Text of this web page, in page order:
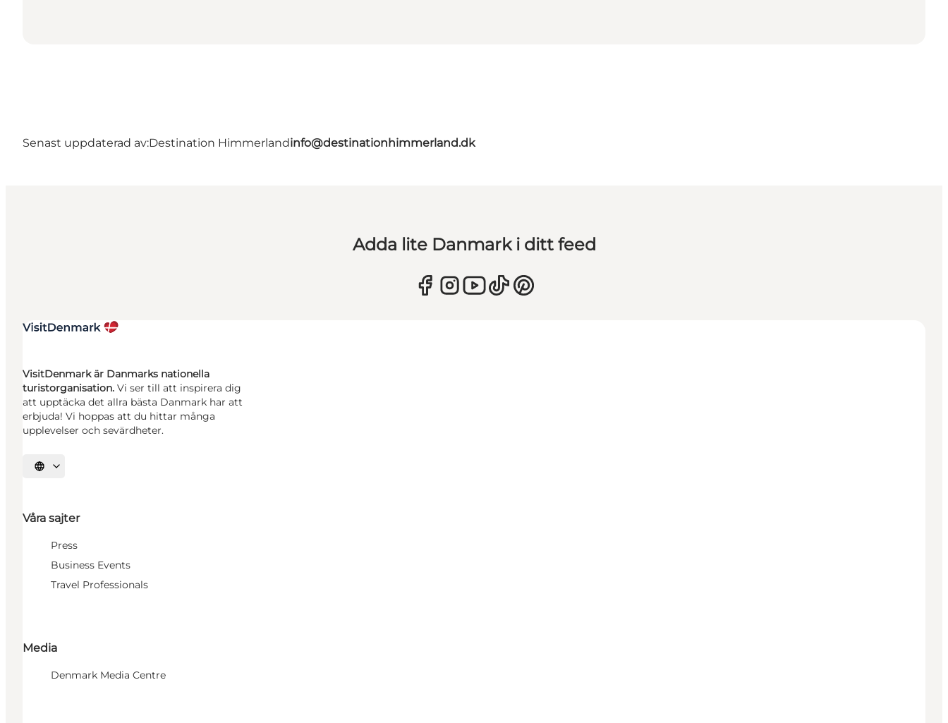
Senast uppdaterad av:Destination Himmerlandinfo@destinationhimmerland.dk
Adda lite Danmark i ditt feed
VisitDenmark är Danmarks nationella
turistorganisation. Vi ser till att inspirera dig
att upptäcka det allra bästa Danmark har att
erbjuda! Vi hoppas att du hittar många
upplevelser och sevärdheter.
Välj språk
Våra sajter
Press
Business Events
Travel Professionals
Media
Denmark Media Centre